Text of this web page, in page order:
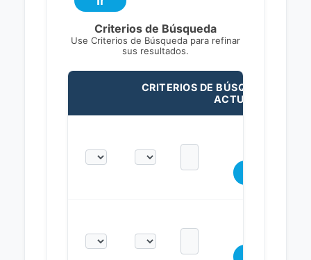
Criterios de Búsqueda
Use Criterios de Búsqueda para refinar
sus resultados.
CRITERIOS DE BÚSQUEDA
ACTUALES: